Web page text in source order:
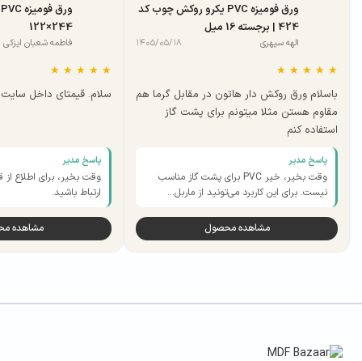
ورق فومیزه PVC یکرو روکش چوب کد
424 | برجسته 16 میل
الهه سپهری ۱۴۰۵/۰۵/۱۸
★
★
★
★
★
باسلام ورق روکش دار هاتون در مقابل گرما هم
مقاوم هستن مثلا میتونم برای پشت گاز
استفاده کنم
پاسخ مدیر
وقت بخیر، خیر PVC برای پشت گاز مناسب
نیست. برای این کاربرد می‌تونید از ماربل…
مشاهده محصول
244×122
فاطمه شعبان ایزکی
★
★
★
★
★
سلام. قیمتای داخل سایت
پاسخ مدیر
وقت بخیر، برای اطلاع از
ارتباط باشید.
مشاهده